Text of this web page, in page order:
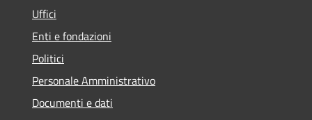
Uffici
Enti e fondazioni
Politici
Personale Amministrativo
Documenti e dati